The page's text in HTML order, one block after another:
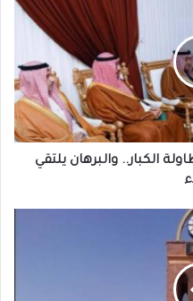
الكبار.. والبرهان يلتقي